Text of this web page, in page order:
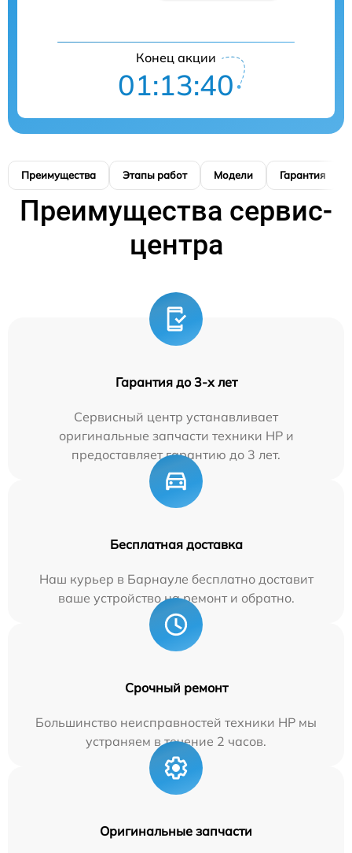
Конец акции
01:13:39
Преимущества Этапы работ Модели Гарантия
Преимущества сервис-
центра
Гарантия до 3-х лет
Сервисный центр устанавливает
оригинальные запчасти техники HP и
предоставляет гарантию до 3 лет.
Бесплатная доставка
Наш курьер в Барнауле бесплатно доставит
ваше устройство на ремонт и обратно.
Срочный ремонт
Большинство неисправностей техники HP мы
устраняем в течение 2 часов.
Оригинальные запчасти